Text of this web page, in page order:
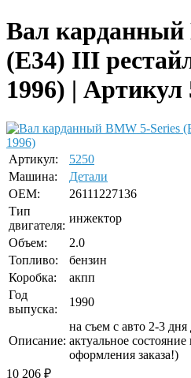
Вал карданный
(E34) III
1996) | Артикул
Артикул:
5250
Машина:
Детали
OEM:
26111227136
Тип
двигателя:
инжектор
Объем:
2.0
Топливо:
бензин
Коробка:
акпп
Год
выпуска:
1990
Описание:
на съем с авто 2-3
актуальное
оформления заказа!)
10 206 ₽